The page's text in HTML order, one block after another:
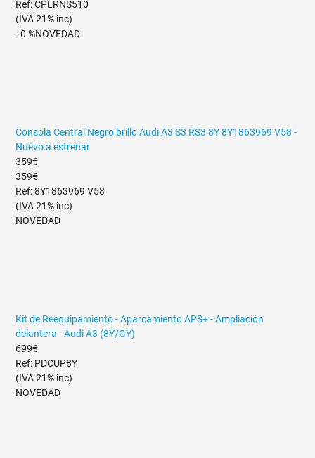
Ref: CPLRNS510
(IVA 21% inc)
- 0 %NOVEDAD
Consola Central Negro brillo Audi A3 S3 RS3 8Y 8Y1863969 V58 -
Nuevo a estrenar
359€
359€
Ref: 8Y1863969 V58
(IVA 21% inc)
NOVEDAD
Kit de Reequipamiento - Aparcamiento APS+ - Ampliación
delantera - Audi A3 (8Y/GY)
699€
Ref: PDCUP8Y
(IVA 21% inc)
NOVEDAD